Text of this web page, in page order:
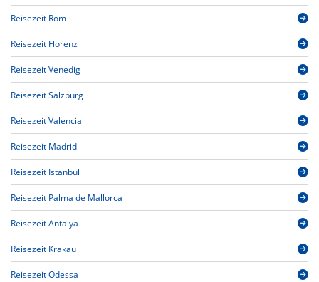
Reisezeit Rom
Reisezeit Florenz
Reisezeit Venedig
Reisezeit Salzburg
Reisezeit Valencia
Reisezeit Madrid
Reisezeit Istanbul
Reisezeit Palma de Mallorca
Reisezeit Antalya
Reisezeit Krakau
Reisezeit Odessa